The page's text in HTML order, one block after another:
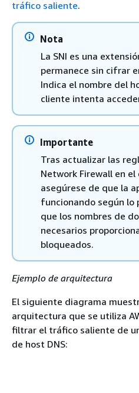
tráfico saliente.
Nota
La SNI es una
permanece sin cifrar
Indica el nombre del
cliente intenta
Importante
Tras actualizar las
Network Firewall en
asegúrese de que la
funcionando según lo
que los nombres de
necesarios
bloqueados.
Ejemplo de arquitectura
El siguiente diagrama
arquitectura que se utiliza
filtrar el tráfico saliente de
de host DNS: